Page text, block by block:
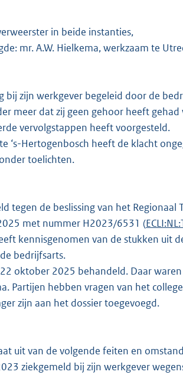
in beide instanties,
mr. A.W. Hielkema, werkzaam te
zijn werkgever begeleid door de
meer dat zij geen gehoor heeft
vervolgstappen heeft voorgesteld.
‘s-Hertogenbosch heeft de klacht
toelichten.
tegen de beslissing van het Regionaal
met nummer H2023/6531 (
kennisgenomen van de stukken uit
bedrijfsarts.
oktober 2025 behandeld. Daar
Partijen hebben vragen van het
zijn aan het dossier toegevoegd.
uit van de volgende feiten en
ziekgemeld bij zijn werkgever